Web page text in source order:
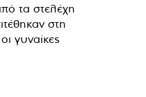
τα στελέχη
στη
γυναίκες